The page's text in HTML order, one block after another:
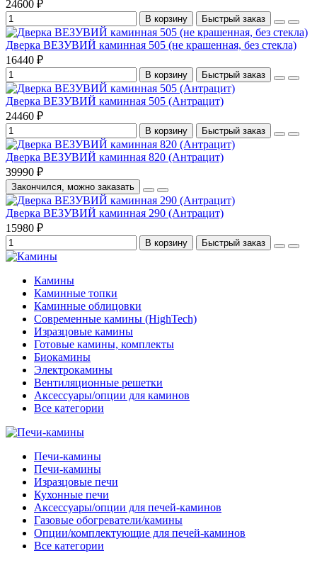
24600 ₽
В корзину Быстрый заказ
Дверка ВЕЗУВИЙ каминная 505 (не крашенная, без стекла)
16440 ₽
В корзину Быстрый заказ
Дверка ВЕЗУВИЙ каминная 505 (Антрацит)
24460 ₽
В корзину Быстрый заказ
Дверка ВЕЗУВИЙ каминная 820 (Антрацит)
39990 ₽
Закончился, можно заказать
Дверка ВЕЗУВИЙ каминная 290 (Антрацит)
15980 ₽
В корзину Быстрый заказ
Камины
Каминные топки
Каминные облицовки
Современные камины (HighTech)
Изразцовые камины
Готовые камины, комплекты
Биокамины
Электрокамины
Вентиляционные решетки
Аксессуары/опции для каминов
Все категории
Печи-камины
Печи-камины
Изразцовые печи
Кухонные печи
Аксессуары/опции для печей-каминов
Газовые обогреватели/камины
Опции/комплектующие для печей-каминов
Все категории